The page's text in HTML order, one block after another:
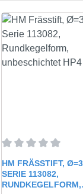
von 5 Sternen
Durchschnittliche
HM FRÄSSTIFT,
SERIE 113082,
RUNDKEGELFORM,